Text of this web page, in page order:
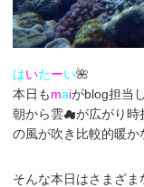
はいたーい🌺
本日もmaiがblog担当
朝から雲☁が広がり時
の風が吹き比較的暖か
そんな本日はさまざ